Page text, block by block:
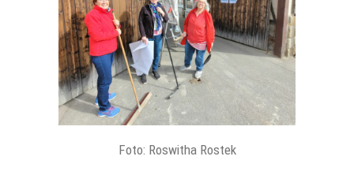
Foto: Roswitha Rostek